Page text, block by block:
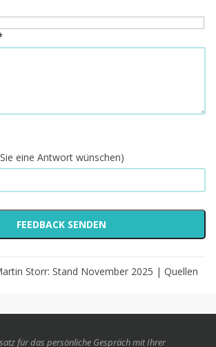
eine Antwort wünschen)
Storr: Stand November 2025 | Quellen
für das persönliche Gespräch mit Ihrer